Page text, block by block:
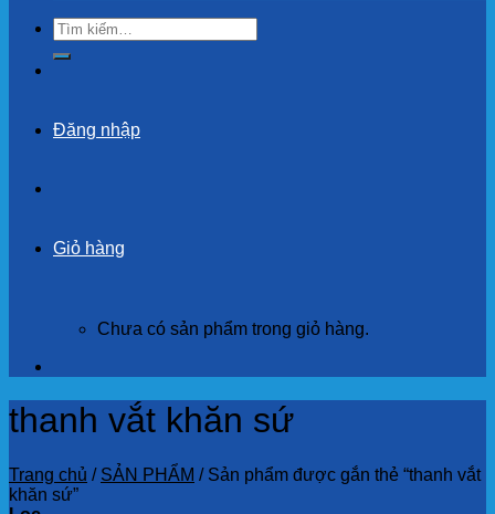
Tìm
kiếm:
Đăng nhập
Giỏ hàng
Chưa có sản phẩm trong giỏ hàng.
thanh vắt khăn sứ
Trang chủ / SẢN PHẨM /Sản phẩm được gắn thẻ “thanh vắt
khăn sứ”